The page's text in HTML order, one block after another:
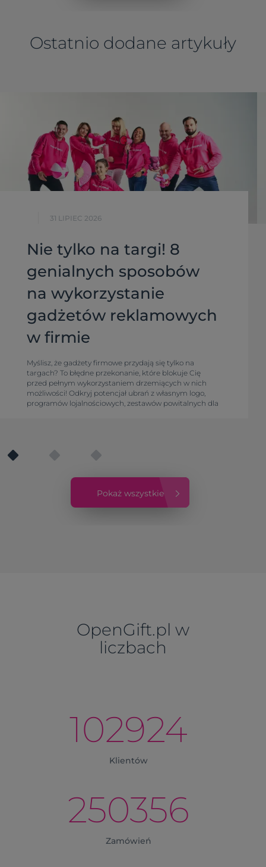
Ostatnio dodane artykuły
31 LIPIEC 2026
Nie tylko na targi! 8
genialnych sposobów
na wykorzystanie
gadżetów reklamowych
w firmie
Myślisz, że gadżety firmowe przydają się tylko na
targach? To błędne przekonanie, które blokuje Cię
przed pełnym wykorzystaniem drzemiących w nich
możliwości! Odkryj potencjał ubrań z własnym logo,
programów lojalnościowych, zestawów powitalnych dla
Pokaż wszystkie
OpenGift.pl w
liczbach
102924
Klientów
250356
Zamówień